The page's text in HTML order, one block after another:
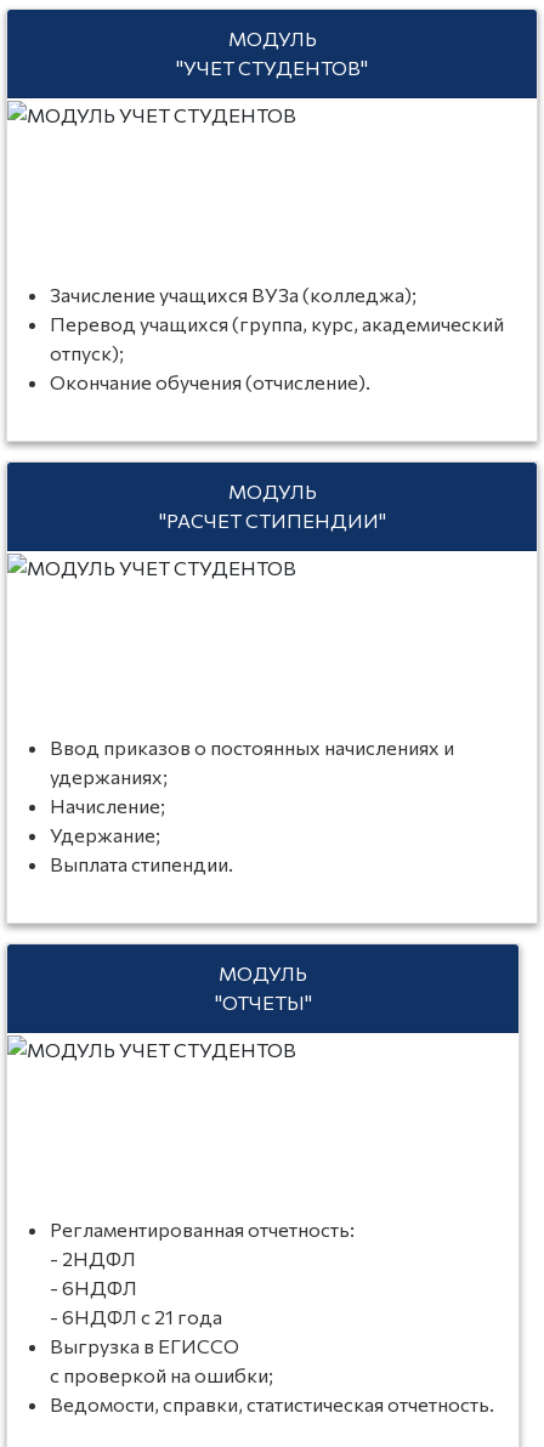
МОДУЛЬ
"УЧЕТ СТУДЕНТОВ"
Зачисление учащихся ВУЗа (колледжа);
Перевод учащихся (группа, курс, академический
отпуск);
Окончание обучения (отчисление).
МОДУЛЬ
"РАСЧЕТ СТИПЕНДИИ"
Ввод приказов о постоянных начислениях и
удержаниях;
Начисление;
Удержание;
Выплата стипендии.
МОДУЛЬ
"ОТЧЕТЫ"
Регламентированная отчетность:
- 2НДФЛ
- 6НДФЛ
- 6НДФЛ с 21 года
Выгрузка в ЕГИССО
с проверкой на ошибки;
Ведомости, справки, статистическая отчетность.